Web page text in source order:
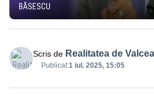
BĂSESCU
Scris de Realitatea de Valcea
Publicat:1 iul. 2025, 15:05